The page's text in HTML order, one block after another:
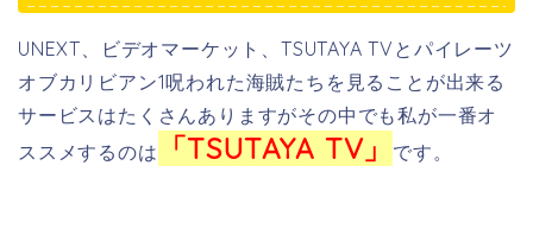
UNEXT、ビデオマーケット、TSUTAYA TVとパイレーツ
オブカリビアン1呪われた海賊たちを見ることが出来る
サービスはたくさんありますがその中でも私が一番オ
ススメするのは
「TSUTAYA TV」 です。